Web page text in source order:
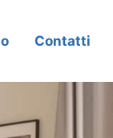
Contatti